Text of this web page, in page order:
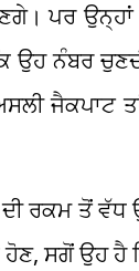
ਪਰ
ਉਹ ਨੰਬਰ
ਜੈਕਪਾਟ
ਰਕਮ ਤੋਂ ਵੱਧ
ਸਗੋਂ ਉਹ ਹੈ